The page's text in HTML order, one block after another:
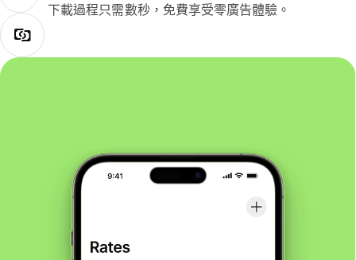
下載過程只需數秒，免費享受零廣告體驗。